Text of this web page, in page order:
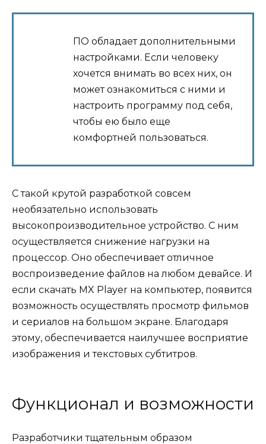
ПО обладает дополнительными
настройками. Если человеку
хочется внимать во всех них, он
может ознакомиться с ними и
настроить программу под себя,
чтобы ею было еще
комфортней пользоваться.
С такой крутой разработкой совсем
необязательно использовать
высокопроизводительное устройство. С ним
осуществляется снижение нагрузки на
процессор. Оно обеспечивает отличное
воспроизведение файлов на любом девайсе. И
если скачать MX Player на компьютер, появится
возможность осуществлять просмотр фильмов
и сериалов на большом экране. Благодаря
этому, обеспечивается наилучшее восприятие
изображения и текстовых субтитров.
Функционал и возможности
Разработчики тщательным образом